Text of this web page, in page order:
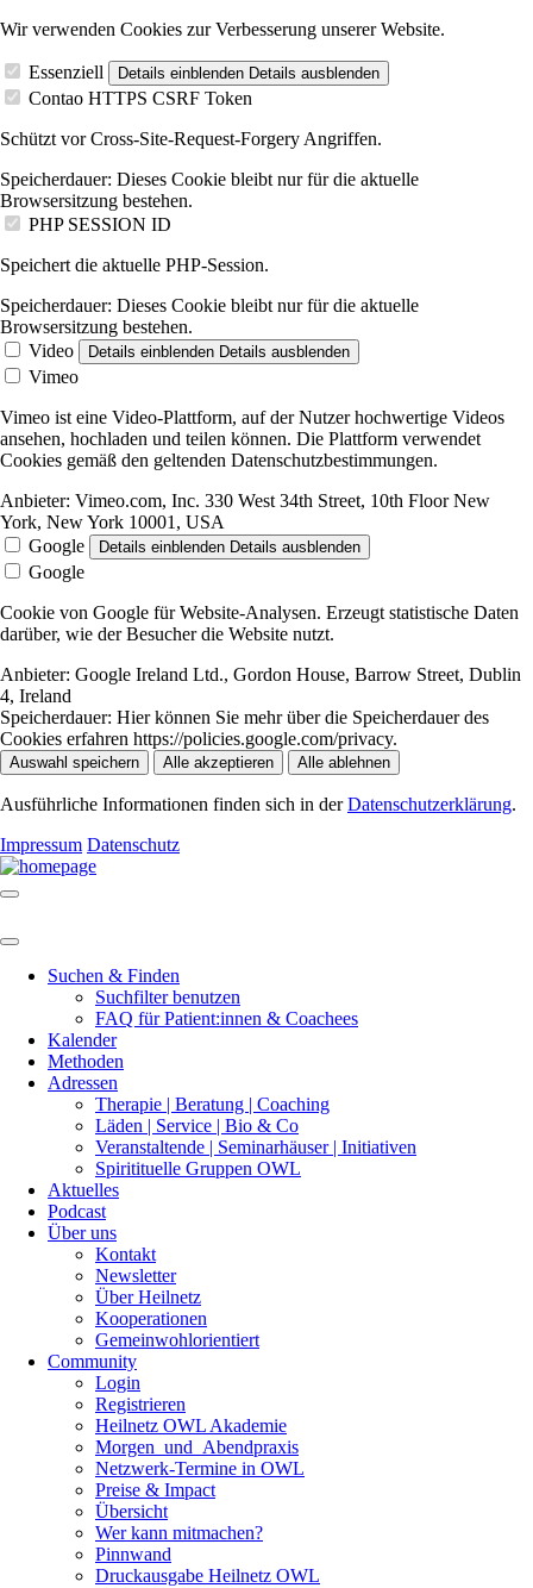
Wir verwenden Cookies zur Verbesserung unserer Website.
Essenziell Details einblenden Details ausblenden
Contao HTTPS CSRF Token
Schützt vor Cross-Site-Request-Forgery Angriffen.
Speicherdauer: Dieses Cookie bleibt nur für die aktuelle
Browsersitzung bestehen.
PHP SESSION ID
Speichert die aktuelle PHP-Session.
Speicherdauer: Dieses Cookie bleibt nur für die aktuelle
Browsersitzung bestehen.
Video
Details einblenden Details ausblenden
Vimeo
Vimeo ist eine Video-Plattform, auf der Nutzer hochwertige Videos
ansehen, hochladen und teilen können. Die Plattform verwendet
Cookies gemäß den geltenden Datenschutzbestimmungen.
Anbieter: Vimeo.com, Inc. 330 West 34th Street, 10th Floor New
York, New York 10001, USA
Google
Details einblenden Details ausblenden
Google
Cookie von Google für Website-Analysen. Erzeugt statistische Daten
darüber, wie der Besucher die Website nutzt.
Anbieter: Google Ireland Ltd., Gordon House, Barrow Street, Dublin
4, Ireland
Speicherdauer: Hier können Sie mehr über die Speicherdauer des
Cookies erfahren https://policies.google.com/privacy.
Auswahl speichern Alle akzeptieren Alle ablehnen
Ausführliche Informationen finden sich in derDatenschutzerklärung.
Impressum Datenschutz
Suchen & Finden
Suchfilter benutzen
FAQ für Patient:innen & Coachees
Kalender
Methoden
Adressen
Therapie | Beratung | Coaching
Läden | Service | Bio & Co
Veranstaltende | Seminarhäuser | Initiativen
Spiritituelle Gruppen OWL
Aktuelles
Podcast
Über uns
Kontakt
Newsletter
Über Heilnetz
Kooperationen
Gemeinwohlorientiert
Community
Login
Registrieren
Heilnetz OWL Akademie
Morgen_und_Abendpraxis
Netzwerk-Termine in OWL
Preise & Impact
Übersicht
Wer kann mitmachen?
Pinnwand
Druckausgabe Heilnetz OWL